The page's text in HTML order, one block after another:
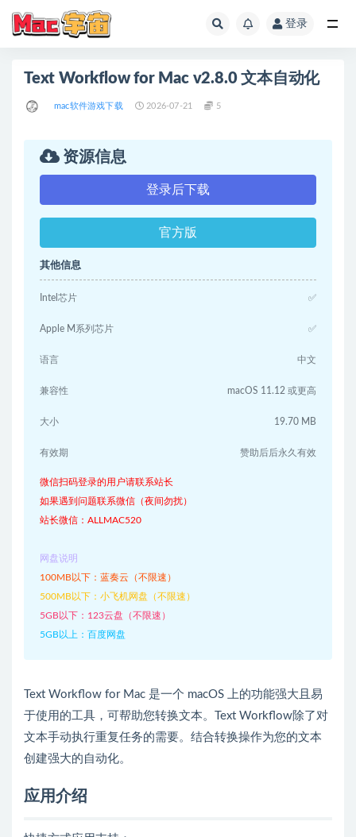
登录
Text Workflow for Mac v2.8.0 文本自动化
mac软件游戏下载 2026-07-21 5
资源信息
登录后下载
官方版
其他信息
Intel芯片 ✅
Apple M系列芯片 ✅
语言 中文
兼容性 macOS 11.12 或更高
大小 19.70 MB
有效期 赞助后后永久有效
微信扫码登录的用户请联系站长
如果遇到问题联系微信（夜间勿扰）
站长微信：ALLMAC520
网盘说明
100MB以下：蓝奏云（不限速）
500MB以下：小飞机网盘（不限速）
5GB以下：123云盘（不限速）
5GB以上：百度网盘
Text Workflow for Mac 是一个 macOS 上的功能强大且易
于使用的工具，可帮助您转换文本。Text Workflow除了对
文本手动执行重复任务的需要。结合转换操作为您的文本
创建强大的自动化。
应用介绍